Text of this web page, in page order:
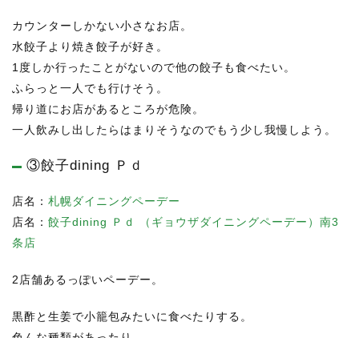
カウンターしかない小さなお店。
水餃子より焼き餃子が好き。
1度しか行ったことがないので他の餃子も食べたい。
ふらっと一人でも行けそう。
帰り道にお店があるところが危険。
一人飲みし出したらはまりそうなのでもう少し我慢しよう。
③餃子dining Ｐｄ
店名： 札幌ダイニングペーデー
店名： 餃子dining Ｐｄ （ギョウザダイニングペーデー）南3
条店
2店舗あるっぽいペーデー。
黒酢と生姜で小籠包みたいに食べたりする。